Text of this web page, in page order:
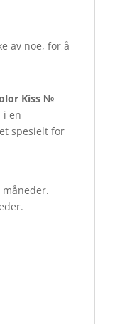
av noe, for å
Kiss №
i en
spesielt for
måneder.